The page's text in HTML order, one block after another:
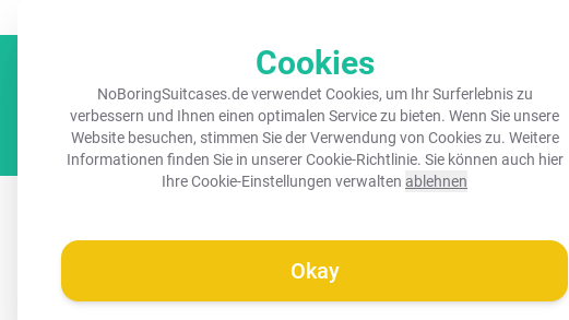
Cookies
NoBoringSuitcases.de verwendet Cookies, um Ihr Surferlebnis zu
verbessern und Ihnen einen optimalen Service zu bieten. Wenn Sie unsere
Website besuchen, stimmen Sie der Verwendung von Cookies zu. Weitere
Informationen finden Sie in unsererCookie-Richtlinie. Sie können auch hier
Ihre Cookie-Einstellungen verwalten ablehnen
Okay